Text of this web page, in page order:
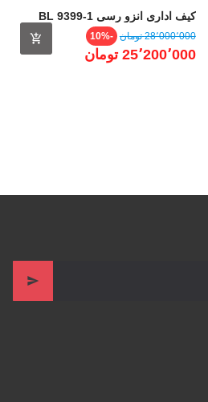
کیف اداری انزو رسی 1-9399 BL
قیمت
عادی
28٬000٬000 ‎تومان -10%
25٬200٬000 ‎تومان